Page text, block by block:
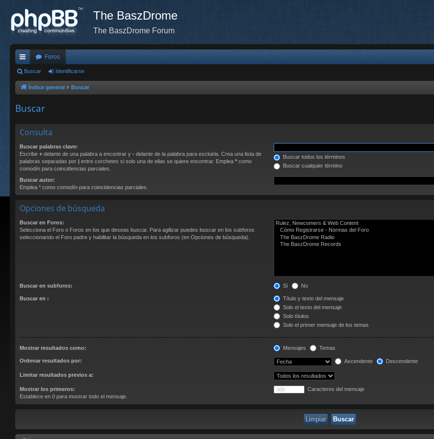
The BaszDrome
The BaszDrome Forum
nl
ac
pi
do
s
Foros
Buscar Identificarse
Índice general Buscar
Buscar
Consulta
Buscar palabras clave:
Escribe + delante de una palabra a encontrar y - delante de la palabra para excluirla. Crea una lista de
palabras separadas por | entre corchetes si solo una de ellas se quiere encontrar. Emplea * como
comodín para coincidencias parciales.
Buscar todos los términos
Buscar cualquier término
Buscar autor:
Emplea * como comodín para coincidencias parciales.
Opciones de búsqueda
Buscar en Foros:
Selecciona el Foro o Foros en los que deseas buscar. Para agilizar puedes buscar en los subforos
seleccionando el Foro padre y habilitar la búsqueda en los subforos (en Opciones de búsqueda).
Buscar en subforos: Sí No
Buscar en :
Título y texto del mensaje
Solo el texto del mensaje
Solo títulos
Solo el primer mensaje de los temas
Mostrar resultados como: Mensajes Temas
Ordenar resultados por: Ascendente Descendente
Limitar resultados previos a:
Mostrar los primeros:
Establece en 0 para mostrar todo el mensaje.
Caracteres del mensaje